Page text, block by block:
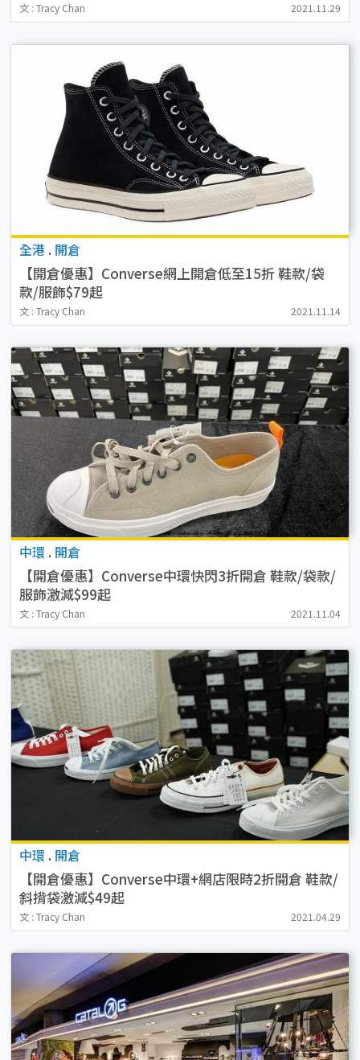
文 : Tracy Chan 2021.11.29
全港 . 開倉
【開倉優惠】Converse網上開倉低至15折 鞋款/袋
款/服飾$79起
文 : Tracy Chan 2021.11.14
中環 . 開倉
【開倉優惠】Converse中環快閃3折開倉 鞋款/袋款/
服飾激減$99起
文 : Tracy Chan 2021.11.04
中環 . 開倉
【開倉優惠】Converse中環+網店限時2折開倉 鞋款/
斜揹袋激減$49起
文 : Tracy Chan 2021.04.29